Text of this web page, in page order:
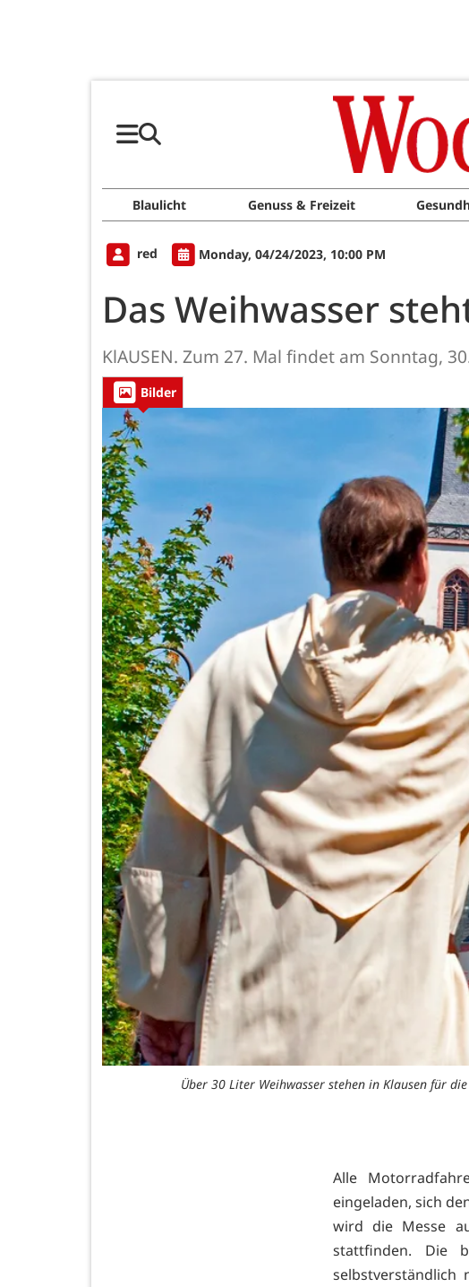
Blaulicht Genuss & Freizeit
red Monday, 04/24/2023, 10:00 PM
Das Weihwasser
KlAUSEN. Zum 27. Mal findet am Sonntag,
Bilder
Über 30 Liter Weihwasser stehen in Klausen für
Alle
eingeladen, sich
wird die Messe
stattfinden. Die
selbstverständlich